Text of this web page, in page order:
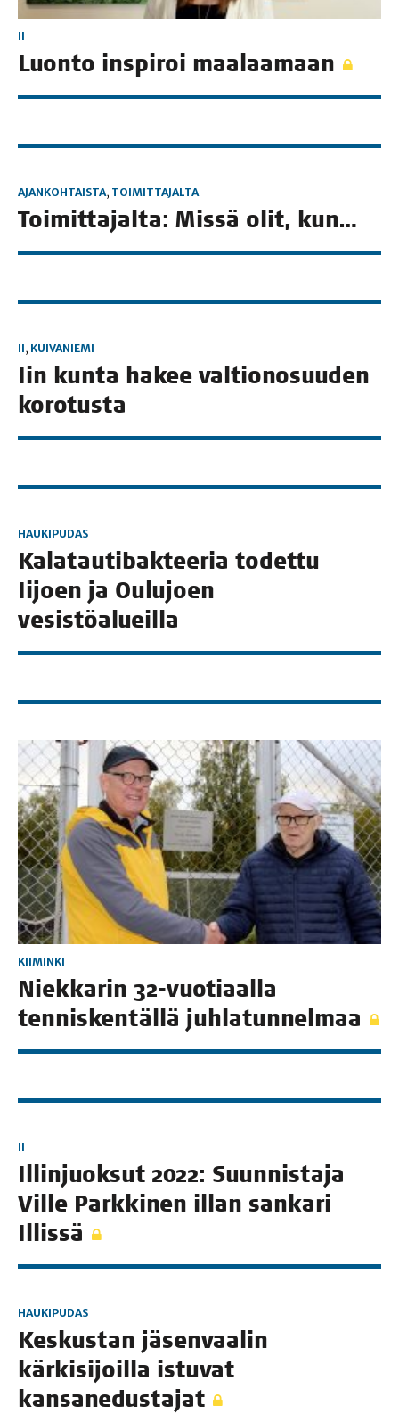
II
Luon­to ins­pi­roi maalaamaan
AJANKOHTAISTA, TOIMITTAJALTA
Toi­mit­ta­jal­ta: Mis­sä olit, kun…
II, KUIVANIEMI
Iin kun­ta hakee val­tio­no­suu­den
korotusta
HAUKIPUDAS
Kala­tau­ti­bak­tee­ria todet­tu
Iijoen ja Oulu­joen
vesistöalueilla
KIIMINKI
Niek­ka­rin 32-vuo­ti­aal­la
ten­nis­ken­täl­lä juhlatunnelmaa
II
Illin­juok­sut 2022: Suun­nis­ta­ja
Vil­le Park­ki­nen illan san­ka­ri
Illissä
HAUKIPUDAS
Kes­kus­tan jäsen­vaa­lin
kär­ki­si­joil­la istu­vat
kansanedustajat